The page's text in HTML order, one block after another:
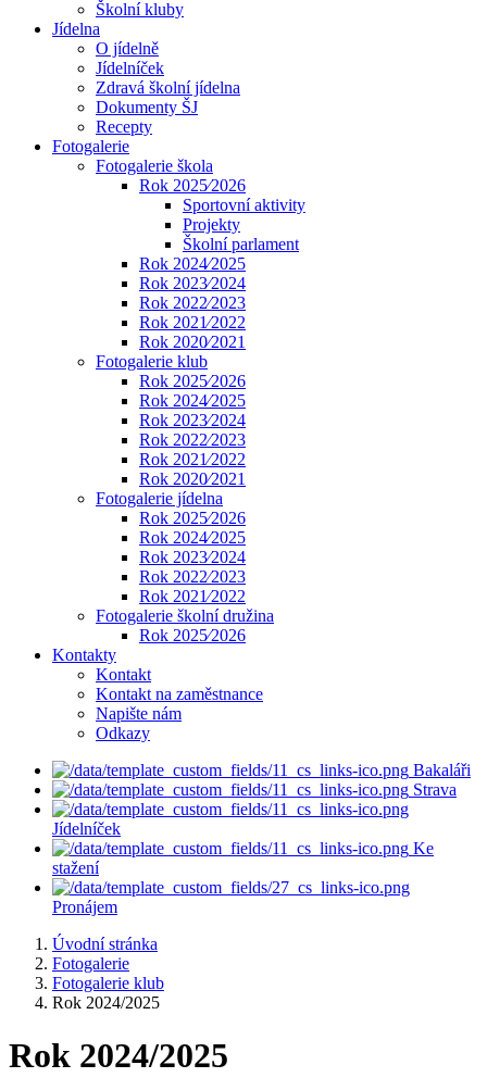
Školní kluby
Jídelna
O jídelně
Jídelníček
Zdravá školní jídelna
Dokumenty ŠJ
Recepty
Fotogalerie
Fotogalerie škola
Rok 2025⁄2026
Sportovní aktivity
Projekty
Školní parlament
Rok 2024⁄2025
Rok 2023⁄2024
Rok 2022⁄2023
Rok 2021⁄2022
Rok 2020⁄2021
Fotogalerie klub
Rok 2025⁄2026
Rok 2024⁄2025
Rok 2023⁄2024
Rok 2022⁄2023
Rok 2021⁄2022
Rok 2020⁄2021
Fotogalerie jídelna
Rok 2025⁄2026
Rok 2024⁄2025
Rok 2023⁄2024
Rok 2022⁄2023
Rok 2021⁄2022
Fotogalerie školní družina
Rok 2025⁄2026
Kontakty
Kontakt
Kontakt na zaměstnance
Napište nám
Odkazy
Bakaláři
Strava
Jídelníček
Ke
stažení
Pronájem
Úvodní stránka
Fotogalerie
Fotogalerie klub
Rok 2024/2025
Rok 2024/2025